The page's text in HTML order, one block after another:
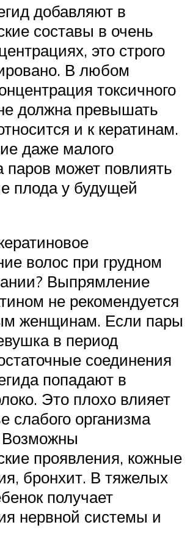
добавляют в
составы в очень
это строго
В любом
токсичного
должна превышать
и к кератинам.
даже малого
паров может повлиять
плода у будущей
волос при грудном
Выпрямление
не рекомендуется
женщинам. Если пары
в период
соединения
попадают в
Это плохо влияет
слабого организма
проявления, кожные
бронхит. В тяжелых
получает
нервной системы и